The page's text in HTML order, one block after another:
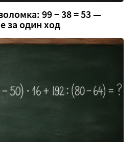
99 − 38 = 53 —
за один ход